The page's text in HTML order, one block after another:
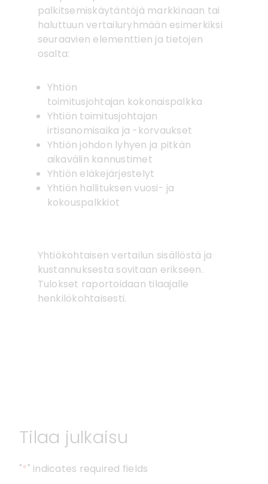
palkitsemiskäytäntöjä markkinaan tai
haluttuun vertailuryhmään esimerkiksi
seuraavien elementtien ja tietojen
osalta:
Yhtiön
toimitusjohtajan kokonaispalkka
Yhtiön toimitusjohtajan
irtisanomisaika ja -korvaukset
Yhtiön johdon lyhyen ja pitkän
aikavälin kannustimet
Yhtiön eläkejärjestelyt
Yhtiön hallituksen vuosi- ja
kokouspalkkiot
Yhtiökohtaisen vertailun sisällöstä ja
kustannuksesta sovitaan erikseen.
Tulokset raportoidaan tilaajalle
henkilökohtaisesti.
Tilaa julkaisu
"*" indicates required fields